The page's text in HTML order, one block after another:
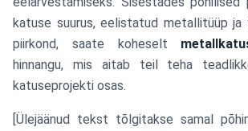
katuse suurus, eelistatud metallitüüp ja
piirkond, saate koheselt
hinnangu, mis aitab teil teha
katuseprojekti osas.
[Ülejäänud tekst tõlgitakse samal